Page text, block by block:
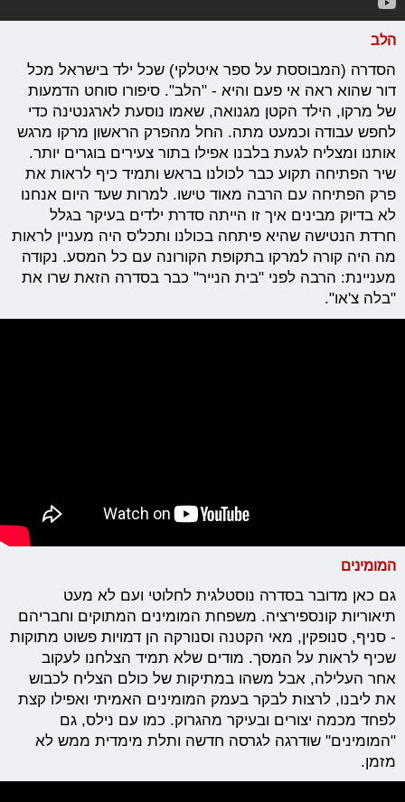
הלב
הסדרה (המבוססת על ספר איטלקי) שכל ילד בישראל מכל
דור שהוא ראה אי פעם והיא - "הלב". סיפורו סוחט הדמעות
של מרקו, הילד הקטן מגנואה, שאמו נוסעת לארגנטינה כדי
לחפש עבודה וכמעט מתה. החל מהפרק הראשון מרקו מרגש
אותנו ומצליח לגעת בלבנו אפילו בתור צעירים בוגרים יותר.
שיר הפתיחה תקוע כבר לכולנו בראש ותמיד כיף לראות את
פרק הפתיחה עם הרבה מאוד טישו. למרות שעד היום אנחנו
לא בדיוק מבינים איך זו הייתה סדרת ילדים בעיקר בגלל
חרדת הנטישה שהיא פיתחה בכולנו ותכל'ס היה מעניין לראות
מה היה קורה למרקו בתקופת הקורונה עם כל המסע. נקודה
מעניינת: הרבה לפני "בית הנייר" כבר בסדרה הזאת שרו את
"בלה צ'או".
המומינים
גם כאן מדובר בסדרה נוסטלגית לחלוטי ועם לא מעט
תיאוריות קונספירציה. משפחת המומינים המתוקים וחבריהם
- סניף, סנופקין, מאי הקטנה וסנורקה הן דמויות פשוט מתוקות
שכיף לראות על המסך. מודים שלא תמיד הצלחנו לעקוב
אחר העלילה, אבל משהו במתיקות של כולם הצליח לכבוש
את ליבנו, לרצות לבקר בעמק המומינים האמיתי ואפילו קצת
לפחד מכמה יצורים ובעיקר מהגרוק. כמו עם נילס, גם
"המומינים" שודרגה לגרסה חדשה ותלת מימדית ממש לא
מזמן.